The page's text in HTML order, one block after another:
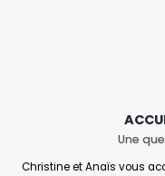
Une
Christine et Anaïs vous